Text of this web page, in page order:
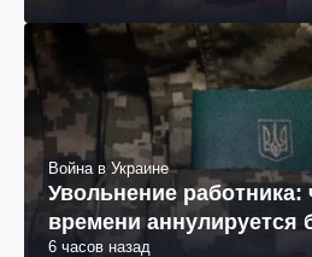
Война в Украине
Увольнение работника:
времени аннулируется
6 часов назад